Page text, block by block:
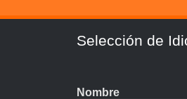
Selección de
Nombre